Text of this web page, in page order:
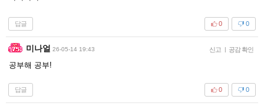
답글 0
0
미나얼 26-05-14 19:43 신고 | 공감 확인
공부해 공부!
답글 0
0